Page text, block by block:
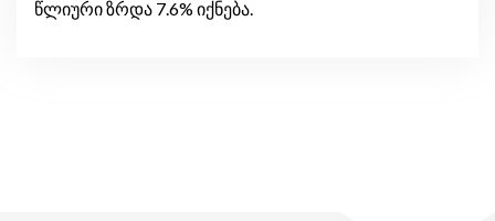
წლიური ზრდა 7.6% იქნება.